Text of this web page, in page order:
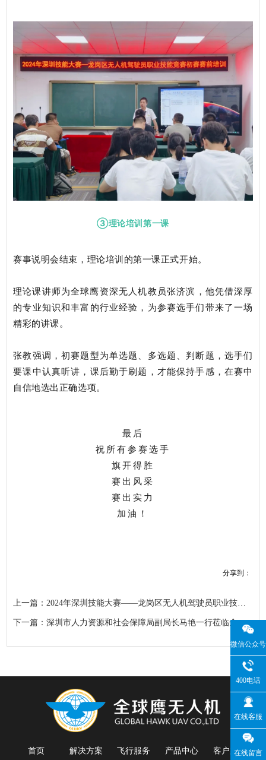
③理论培训第一课
赛事说明会结束，理论培训的第一课正式开始。
理论课讲师为全球鹰资深无人机教员张济滨 ，他凭借深厚
的专业知识和丰富的行业经验，为参赛选手们带来了一场
精彩的讲课。
张教强调，初赛题型为单选题、多选题、判断题，选手们
要课中认真听讲，课后勤于刷题，才能保持手感，在赛中
自信地选出正确选项。
最后
祝所有参赛选手
旗开得胜
赛出风采
赛出实力
加油！
分享到：
上一篇：2024年深圳技能大赛——龙岗区无人机驾驶员职业技能竞赛等你来参与，速戳→
下一篇：深圳市人力资源和社会保障局副局长马艳一行莅临全球鹰调研指导
微信公众号
400电话
在线客服
在线留言
首页 解决方案 飞行服务 产品中心 客户案例